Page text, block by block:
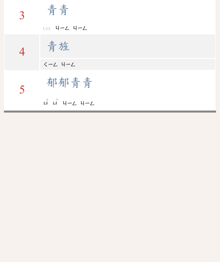
3 青青
ㄐㄧㄥ ㄐㄧㄥ
4 青旌
ㄑㄧㄥ ㄐㄧㄥ
5
郁郁青青
ㄩ
ˋ
ㄩ
ˋ
ㄐㄧㄥ ㄐㄧㄥ